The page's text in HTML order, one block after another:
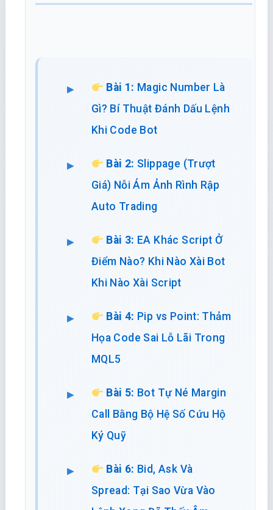
Bài 1: Magic Number Là
Gì? Bí Thuật Đánh Dấu Lệnh
Khi Code Bot
Bài 2: Slippage (Trượt
Giá) Nỗi Ám Ảnh Rình Rập
Auto Trading
Bài 3: EA Khác Script Ở
Điểm Nào? Khi Nào Xài Bot
Khi Nào Xài Script
Bài 4: Pip vs Point: Thảm
Họa Code Sai Lỗ Lãi Trong
MQL5
Bài 5: Bot Tự Né Margin
Call Bằng Bộ Hệ Số Cứu Hộ
Ký Quỹ
Bài 6: Bid, Ask Và
Spread: Tại Sao Vừa Vào